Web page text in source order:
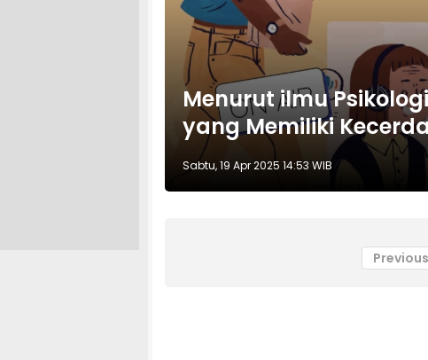
Menurut ilmu
yang Memiliki
Sabtu, 19 Apr 2025 14:53 WIB
Previous